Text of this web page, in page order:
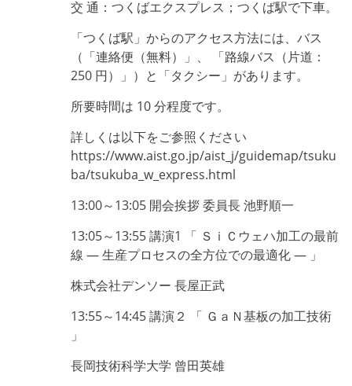
交 通：つくばエクスプレス；つくば駅で下車。
「つくば駅」からのアクセス方法には、バス
（「連絡便（無料）」、 「路線バス（片道：
250 円）」）と「タクシー」があります。
所要時間は 10 分程度です。
詳しくは以下をご参照ください
https://www.aist.go.jp/aist_j/guidemap/tsuku
ba/tsukuba_w_express.html
13:00～13:05 開会挨拶 委員長 池野順一
13:05～13:55 講演1 「 ＳｉＣウェハ加工の最前
線 ― 生産プロセスの全方位での最適化 ― 」
株式会社デンソー 長屋正武
13:55～14:45 講演２ 「 ＧａＮ基板の加工技術
」
長岡技術科学大学 曾田英雄